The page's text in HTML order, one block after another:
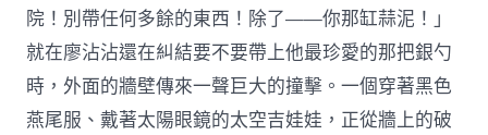
院！別帶任何多餘的東西！除了——你那缸蒜泥！」
就在廖沾沾還在糾結要不要帶上他最珍愛的那把銀勺
時，外面的牆壁傳來一聲巨大的撞擊。一個穿著黑色
燕尾服、戴著太陽眼鏡的太空吉娃娃，正從牆上的破